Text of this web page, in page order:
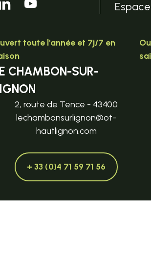
toute l'année et 7j/7 en
CHAMBON-SUR-
2, route de Tence - 43400
lechambonsurlignon@ot-
hautlignon.com
+ 33 (0)4 71 59 71 56